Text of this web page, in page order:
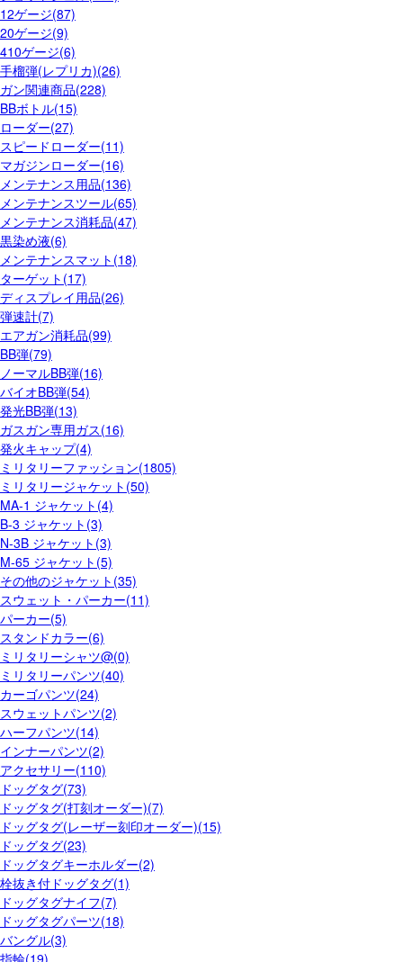
12ゲージ(87)
20ゲージ(9)
410ゲージ(6)
手榴弾(レプリカ)(26)
ガン関連商品(228)
BBボトル(15)
ローダー(27)
スピードローダー(11)
マガジンローダー(16)
メンテナンス用品(136)
メンテナンスツール(65)
メンテナンス消耗品(47)
黒染め液(6)
メンテナンスマット(18)
ターゲット(17)
ディスプレイ用品(26)
弾速計(7)
エアガン消耗品(99)
BB弾(79)
ノーマルBB弾(16)
バイオBB弾(54)
発光BB弾(13)
ガスガン専用ガス(16)
発火キャップ(4)
ミリタリーファッション(1805)
ミリタリージャケット(50)
MA-1 ジャケット(4)
B-3 ジャケット(3)
N-3B ジャケット(3)
M-65 ジャケット(5)
その他のジャケット(35)
スウェット・パーカー(11)
パーカー(5)
スタンドカラー(6)
ミリタリーシャツ@(0)
ミリタリーパンツ(40)
カーゴパンツ(24)
スウェットパンツ(2)
ハーフパンツ(14)
インナーパンツ(2)
アクセサリー(110)
ドッグタグ(73)
ドッグタグ(打刻オーダー)(7)
ドッグタグ(レーザー刻印オーダー)(15)
ドッグタグ(23)
ドッグタグキーホルダー(2)
栓抜き付ドッグタグ(1)
ドッグタグナイフ(7)
ドッグタグパーツ(18)
バングル(3)
指輪(19)